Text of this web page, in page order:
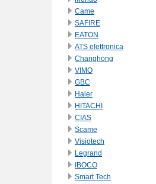
Came
SAFIRE
EATON
ATS elettronica
Changhong
VIMO
GBC
Haier
HITACHI
CIAS
Scame
Visiotech
Legrand
IBOCO
Smart Tech